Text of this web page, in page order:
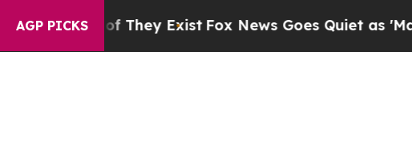
AGP PICKS
ExistFox News Goes Quiet as 'Maga Media